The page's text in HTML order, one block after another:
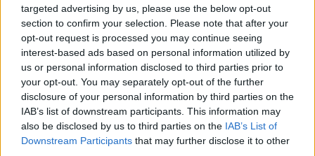
targeted advertising by us, please use the below opt-out
section to confirm your selection. Please note that after your
opt-out request is processed you may continue seeing
interest-based ads based on personal information utilized by
us or personal information disclosed to third parties prior to
your opt-out. You may separately opt-out of the further
disclosure of your personal information by third parties on the
IAB’s list of downstream participants. This information may
also be disclosed by us to third parties on the IAB’s List of
Downstream Participants that may further disclose it to other
Monte Pino, via i cancelli del cantiere: la Gallura
ritrova la strada
Nuovi stalli residenti a Palau, il Comune
completa l’iter
Film internazionale, casting per comparse in